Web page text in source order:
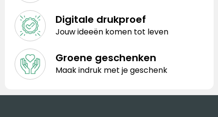
Digitale drukproef
Jouw ideeën komen tot leven
Groene geschenken
Maak indruk met je geschenk